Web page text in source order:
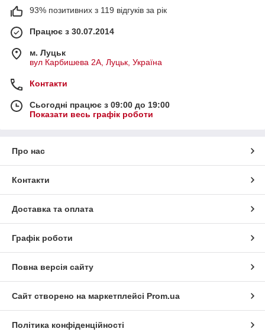
93% позитивних з 119 відгуків за рік
Працює з 30.07.2014
м. Луцьк
вул Карбишева 2А, Луцьк, Україна
Контакти
Сьогодні працює з 09:00 до 19:00
Показати весь графік роботи
Про нас
Контакти
Доставка та оплата
Графік роботи
Повна версія сайту
Сайт створено на маркетплейсі Prom.ua
Політика конфіденційності